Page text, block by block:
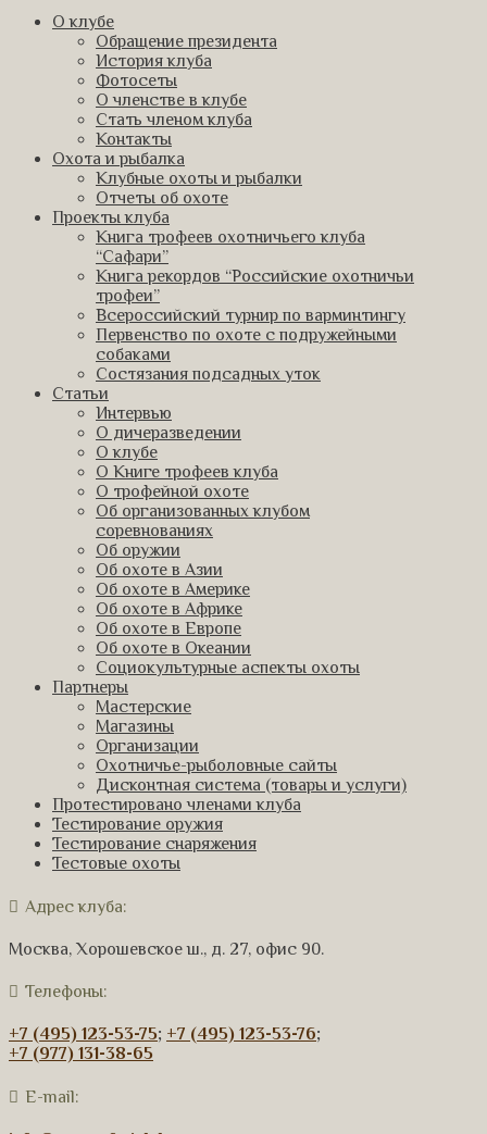
О клубе
Обращение президента
История клуба
Фотосеты
О членстве в клубе
Стать членом клуба
Контакты
Охота и рыбалка
Клубные охоты и рыбалки
Отчеты об охоте
Проекты клуба
Книга трофеев охотничьего клуба
“Сафари”
Книга рекордов “Российские охотничьи
трофеи”
Всероссийский турнир по варминтингу
Первенство по охоте с подружейными
собаками
Состязания подсадных уток
Статьи
Интервью
О дичеразведении
О клубе
О Книге трофеев клуба
О трофейной охоте
Об организованных клубом
соревнованиях
Об оружии
Об охоте в Азии
Об охоте в Америке
Об охоте в Африке
Об охоте в Европе
Об охоте в Океании
Социокультурные аспекты охоты
Партнеры
Мастерские
Магазины
Организации
Охотничье-рыболовные сайты
Дисконтная система (товары и услуги)
Протестировано членами клуба
Тестирование оружия
Тестирование снаряжения
Тестовые охоты
Адрес клуба:
Москва, Хорошевское ш., д. 27, офис 90.
Телефоны:
+7 (495) 123-53-75; +7 (495) 123-53-76;
+7 (977) 131-38-65
E-mail: